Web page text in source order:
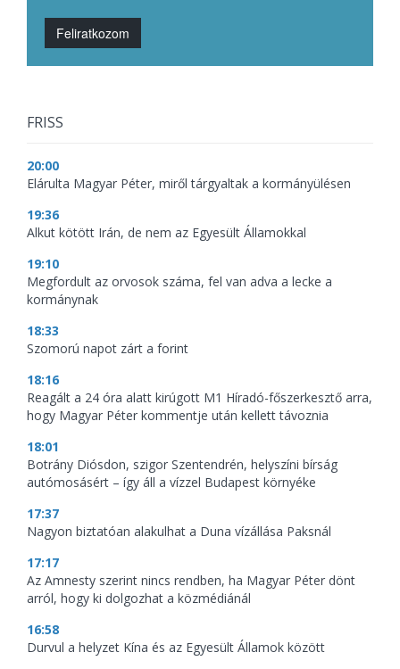
Feliratkozom
FRISS
20:00
Elárulta Magyar Péter, miről tárgyaltak a kormányülésen
19:36
Alkut kötött Irán, de nem az Egyesült Államokkal
19:10
Megfordult az orvosok száma, fel van adva a lecke a
kormánynak
18:33
Szomorú napot zárt a forint
18:16
Reagált a 24 óra alatt kirúgott M1 Híradó-főszerkesztő arra,
hogy Magyar Péter kommentje után kellett távoznia
18:01
Botrány Diósdon, szigor Szentendrén, helyszíni bírság
autómosásért – így áll a vízzel Budapest környéke
17:37
Nagyon biztatóan alakulhat a Duna vízállása Paksnál
17:17
Az Amnesty szerint nincs rendben, ha Magyar Péter dönt
arról, hogy ki dolgozhat a közmédiánál
16:58
Durvul a helyzet Kína és az Egyesült Államok között